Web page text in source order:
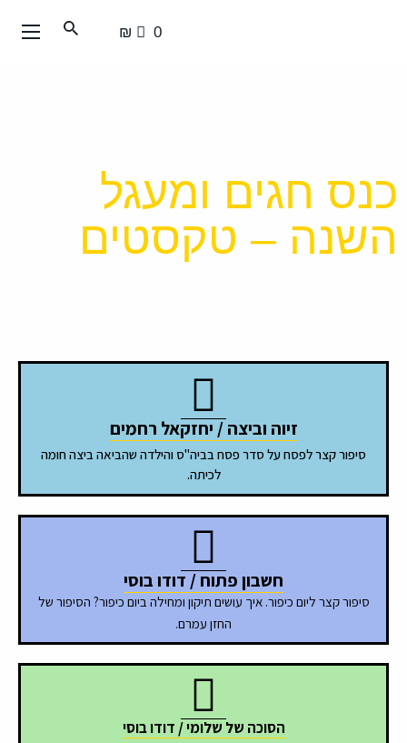
0 ₪
כנס חגים ומעגל
השנה – טקסטים
זיוה וביצה / יחזקאל רחמים
סיפור קצר לפסח על סדר פסח בביה"ס והילדה שהביאה ביצה חומה
לכיתה.
חשבון פתוח / דודו בוסי
סיפור קצר ליום כיפור. איך עושים תיקון ומחילה ביום כיפור? הסיפור של
החזן עמרם.
הסוכה של שלומי / דודו בוסי